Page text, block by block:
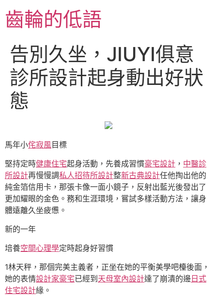
至
主齒輪的低語
告別久坐，JIUYI俱意
診所設計起身動出好狀
態
馬年小侘寂風目標
堅持定時健康住宅起身活動，先養成習慣豪宅設計 ， 中醫診
所設計再慢慢調私人招待所設計整新古典設計任他掏出他的
純金箔信用卡，那張卡像一面小鏡子，反射出藍光後發出了
更加耀眼的金色。務和生涯環境，嘗試多樣活動方法，讓身
體遠離久坐疲憊。
新的一年
培養空間心理學定時起身好習慣
1林天秤，那個完美主義者，正坐在她的平衡美學吧檯後面，
她的表情設計家豪宅已經到 天母室內設計達了崩潰的邊 日式
住宅設計緣。